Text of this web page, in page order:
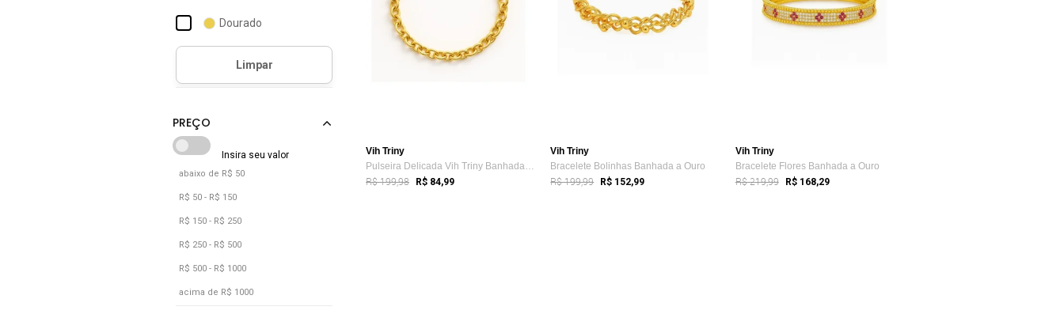
Dourado
abaixo de R$ 50
R$ 50 - R$ 150
R$ 150 - R$ 250
R$ 250 - R$ 500
R$ 500 - R$ 1000
acima de R$ 1000
Vih Triny
Pulseira Delicada Vih Triny Banhada a ou...
R$ 199,98 R$ 84,99
Vih Triny
Bracelete Bolinhas Banhada a Ouro
R$ 199,99 R$ 152,99
Vih Triny
Bracelete Flores Banhada a Ouro
R$ 219,99 R$ 168,29